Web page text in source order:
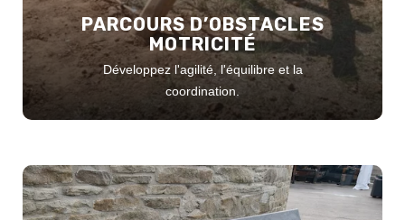
PARCOURS D’OBSTACLES
MOTRICITÉ
Développez l'agilité, l'équilibre et la
coordination.